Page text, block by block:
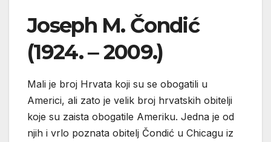
Joseph M. Čondić
(1924. ‒ 2009.)
Mali je broj Hrvata koji su se obogatili u
Americi, ali zato je velik broj hrvatskih obitelji
koje su zaista obogatile Ameriku. Jedna je od
njih i vrlo poznata obitelj Čondić u Chicagu iz